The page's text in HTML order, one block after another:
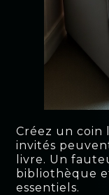
Créez un
invités
livre. Un
bibliothèque
essentiels.